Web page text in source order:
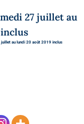
27 juillet au
au lundi 20 août 2019 inclus